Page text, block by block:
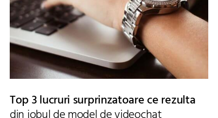
Top 3 lucruri surprinzatoare ce rezulta